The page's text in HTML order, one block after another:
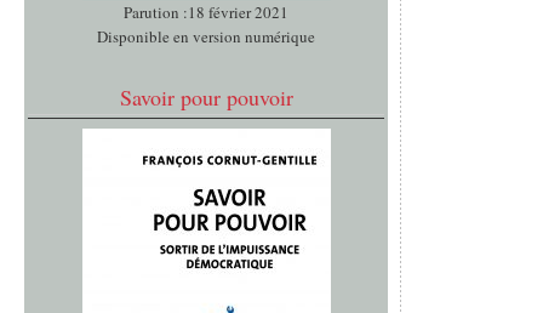
Parution :18 février 2021
Disponible en version numérique
Savoir pour pouvoir